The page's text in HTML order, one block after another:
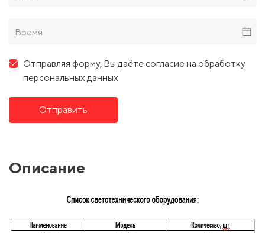
Отправляя форму, Вы даёте согласие на обработку
персональных данных
Отправить
Описание